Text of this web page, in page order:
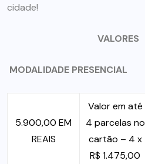
cidade!
VALORES
MODALIDADE PRESENCIAL
5.900,00 EM
REAIS
Valor em até
4 parcelas no
cartão – 4 x
R$ 1.475,00